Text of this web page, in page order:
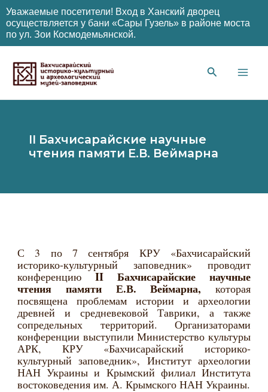
Уважаемые посетители! Вход в Ханский дворец
осуществляется у бани «Сары Гузель» в районе моста
по ул. Зои Космодемьянской.
содержимому
II Бахчисарайские научные
чтения памяти Е.В. Веймарна
С 3 по 7 сентября КРУ «Бахчисарайский
историко-культурный заповедник» проводит
конференцию IIБахчисарайские научные
чтения памяти Е.В. Веймарна,которая
посвящена проблемам истории и археологии
древней и средневековой Таврики, а также
сопредельных территорий. Организаторами
конференции выступили Министерство культуры
АРК, КРУ «Бахчисарайский историко-
культурный заповедник», Институт археологии
НАН Украины и Крымский филиал Института
востоковедения им. А. Крымского НАН Украины.